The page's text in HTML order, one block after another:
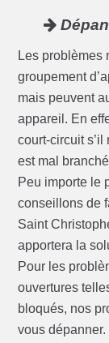
Les problèmes
groupement
mais peuvent
appareil. En
court-circuit s’il
est mal
Peu importe le
conseillons de
Saint
apportera la
Pour les
ouvertures
bloqués, nos
vous